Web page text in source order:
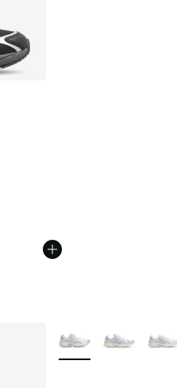
en baisse de € 104,99 à
Plus de couleurs